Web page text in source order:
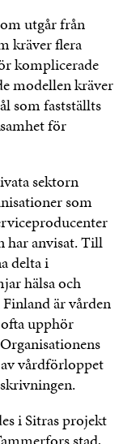
utgår från
kräver flera
komplicerade
modellen kräver
som fastställts
för
sektorn
som
har anvisat. Till
delta i
hälsa och
är vården
upphör
vårdförloppet
i Sitras projekt